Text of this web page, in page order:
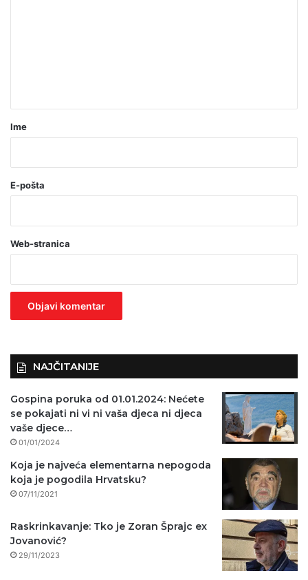
r
o
a
v
z
Ime
E-pošta
Web-stranica
NAJČITANIJE
Gospina poruka od 01.01.2024: Nećete
se pokajati ni vi ni vaša djeca ni djeca
vaše djece…
01/01/2024
Koja je najveća elementarna nepogoda
koja je pogodila Hrvatsku?
07/11/2021
Raskrinkavanje: Tko je Zoran Šprajc ex
Jovanović?
29/11/2023